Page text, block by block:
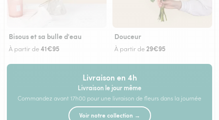
Bisous et sa bulle d'eau
À partir de41€95
Douceur
À partir de29€95
Livraison en 4h
Livraison le jour même
Commandez avant 17h00 pour une livraison de fleurs dans la journée
Voir notre collection →